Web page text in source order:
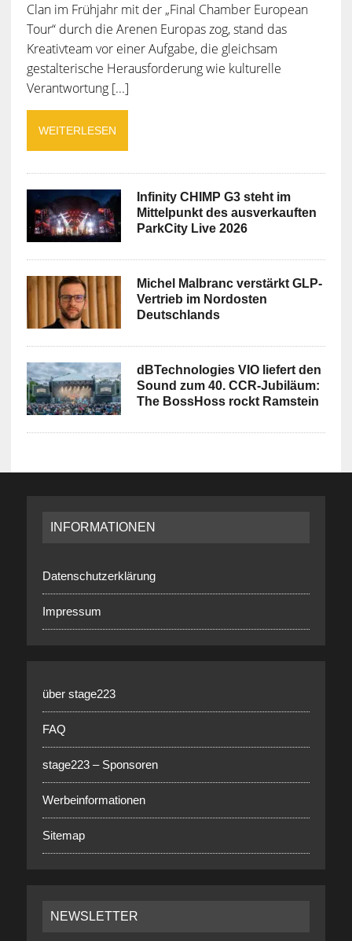
Clan im Frühjahr mit der „Final Chamber European
Tour“ durch die Arenen Europas zog, stand das
Kreativteam vor einer Aufgabe, die gleichsam
gestalterische Herausforderung wie kulturelle
Verantwortung [...]
WEITERLESEN
Infinity CHIMP G3 steht im
Mittelpunkt des ausverkauften
ParkCity Live 2026
Michel Malbranc verstärkt GLP-
Vertrieb im Nordosten
Deutschlands
dBTechnologies VIO liefert den
Sound zum 40. CCR-Jubiläum:
The BossHoss rockt Ramstein
INFORMATIONEN
Datenschutzerklärung
Impressum
über stage223
FAQ
stage223 – Sponsoren
Werbeinformationen
Sitemap
NEWSLETTER